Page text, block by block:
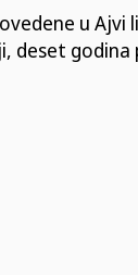
u Ajvi
deset godina